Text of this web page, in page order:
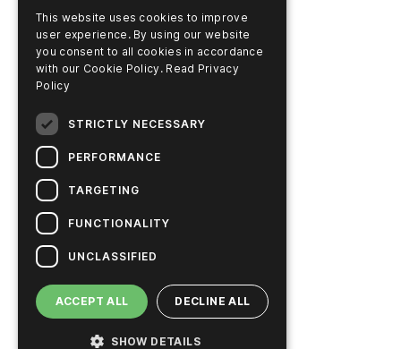
This website uses cookies to improve
user experience. By using our website
you consent to all cookies in accordance
with our Cookie Policy. Read Privacy
Policy
STRICTLY NECESSARY
PERFORMANCE
TARGETING
FUNCTIONALITY
UNCLASSIFIED
ACCEPT ALL DECLINE ALL
SHOW DETAILS